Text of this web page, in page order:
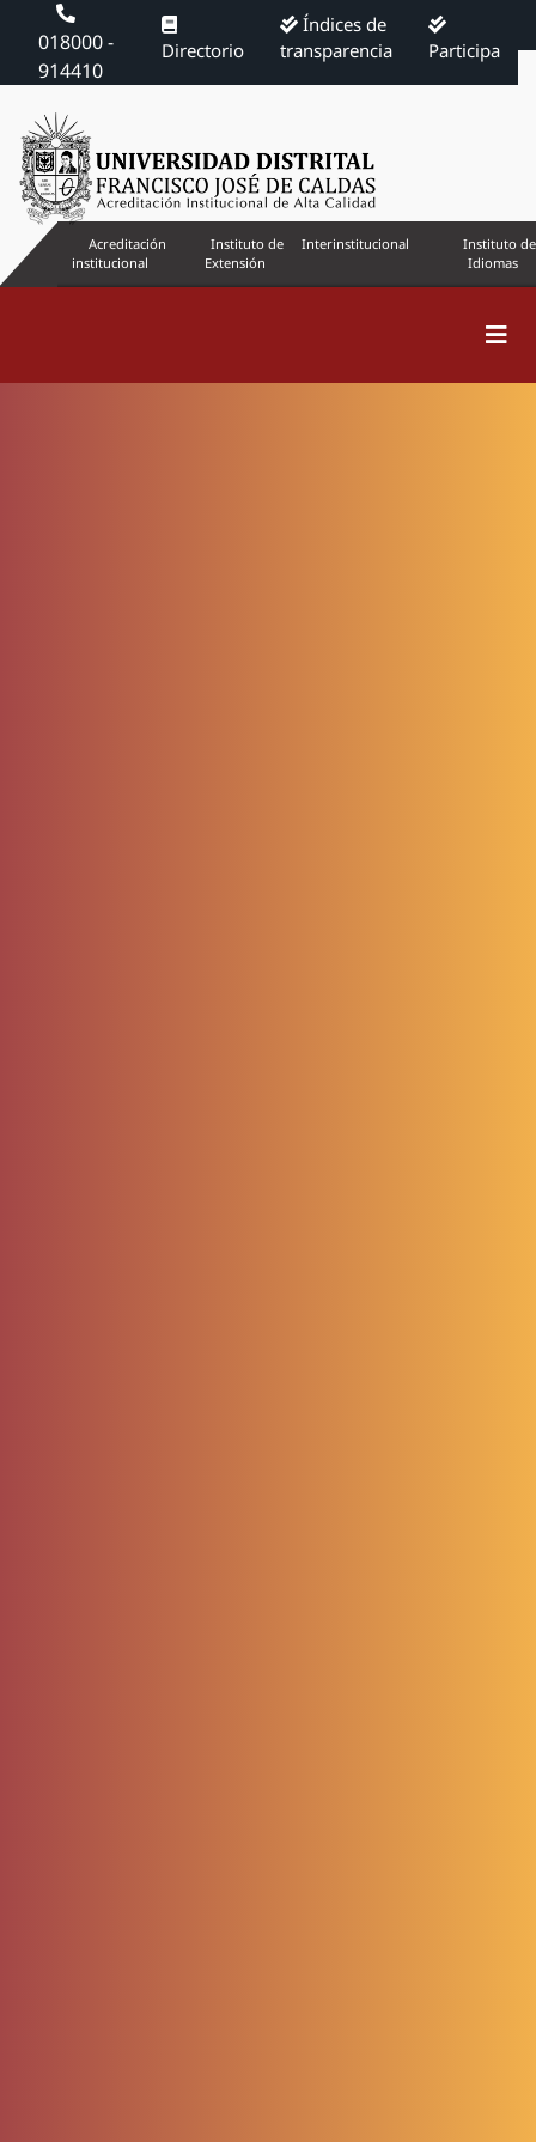
018000 -
914410
Directorio
Índices de
transparencia
Participa
Acreditación
institucional
Instituto de
Extensión
Interinstitucional
Instituto de
Idiomas